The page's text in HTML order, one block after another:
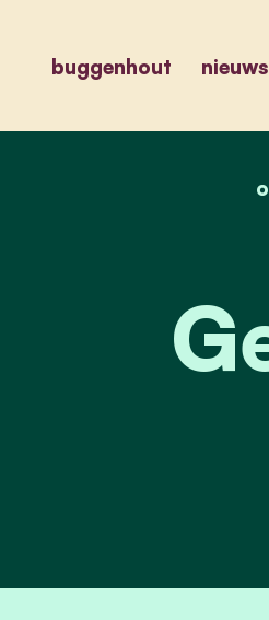
buggenhout nieuws